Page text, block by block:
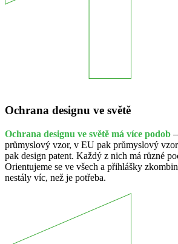
Ochrana designu ve světě
Ochrana designu ve světě má více podob
průmyslový vzor, v EU pak průmyslový
pak design patent. Každý z nich má různé
Orientujeme se ve všech a přihlášky
nestály víc, než je potřeba.